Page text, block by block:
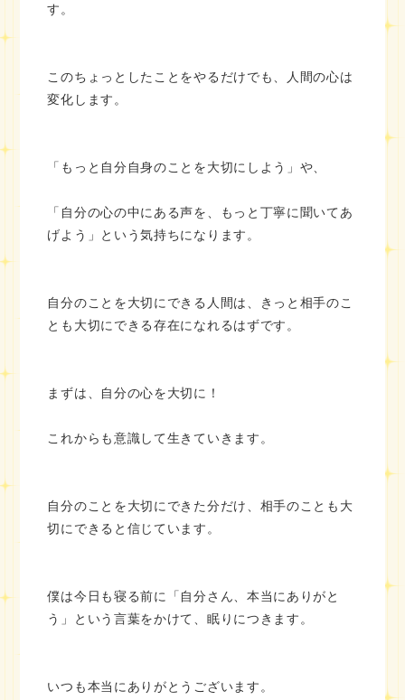
す。
このちょっとしたことをやるだけでも、人間の心は
変化します。
「もっと自分自身のことを大切にしよう」や、
「自分の心の中にある声を、もっと丁寧に聞いてあ
げよう」という気持ちになります。
自分のことを大切にできる人間は、きっと相手のこ
とも大切にできる存在になれるはずです。
まずは、自分の心を大切に！
これからも意識して生きていきます。
自分のことを大切にできた分だけ、相手のことも大
切にできると信じています。
僕は今日も寝る前に「自分さん、本当にありがと
う」という言葉をかけて、眠りにつきます。
いつも本当にありがとうございます。